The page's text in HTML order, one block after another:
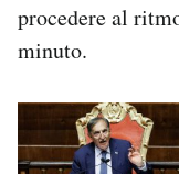
procedere al
minuto.